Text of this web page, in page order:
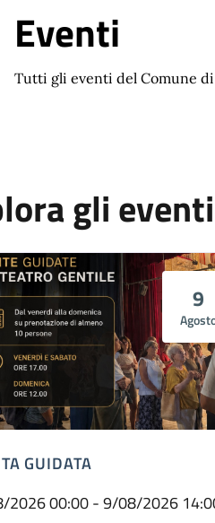
Eventi
Tutti gli eventi del Comune di
gli eventi
9
GUIDATA
2026 00:00 - 9/08/2026